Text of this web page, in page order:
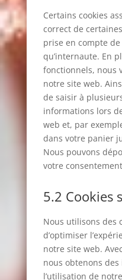
Certains cookies
correct de
prise en compte
qu’internaute. En
fonctionnels, nous
notre site web.
de saisir à
informations lors
web et, par
dans votre panier
Nous pouvons
votre
5.2 Cookies
Nous utilisons des
d’optimiser
notre site web.
nous obtenons
l’utilisation de